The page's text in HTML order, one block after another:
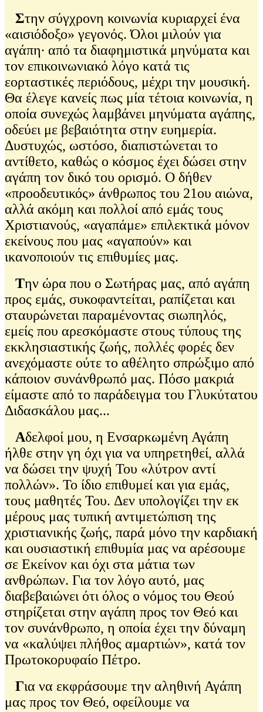
Στην σύγχρονη κοινωνία κυριαρχεί ένα
«αισιόδοξο» γεγονός. Όλοι μιλούν για
αγάπη∙ από τα διαφημιστικά μηνύματα και
τον επικοινωνιακό λόγο κατά τις
εορταστικές περιόδους, μέχρι την μουσική.
Θα έλεγε κανείς πως μία τέτοια κοινωνία, η
οποία συνεχώς λαμβάνει μηνύματα αγάπης,
οδεύει με βεβαιότητα στην ευημερία.
Δυστυχώς, ωστόσο, διαπιστώνεται το
αντίθετο, καθώς ο κόσμος έχει δώσει στην
αγάπη τον δικό του ορισμό. Ο δήθεν
«προοδευτικός» άνθρωπος του 21ου αιώνα,
αλλά ακόμη και πολλοί από εμάς τους
Χριστιανούς, «αγαπάμε» επιλεκτικά μόνον
εκείνους που μας «αγαπούν» και
ικανοποιούν τις επιθυμίες μας.
Την ώρα που ο Σωτήρας μας, από αγάπη
προς εμάς, συκοφαντείται, ραπίζεται και
σταυρώνεται παραμένοντας σιωπηλός,
εμείς που αρεσκόμαστε στους τύπους της
εκκλησιαστικής ζωής, πολλές φορές δεν
ανεχόμαστε ούτε το αθέλητο σπρώξιμο από
κάποιον συνάνθρωπό μας. Πόσο μακριά
είμαστε από το παράδειγμα του Γλυκύτατου
Διδασκάλου μας...
Αδελφοί μου, η Ενσαρκωμένη Αγάπη
ήλθε στην γη όχι για να υπηρετηθεί, αλλά
να δώσει την ψυχή Του «λύτρον αντί
πολλών». Το ίδιο επιθυμεί και για εμάς,
τους μαθητές Του. Δεν υπολογίζει την εκ
μέρους μας τυπική αντιμετώπιση της
χριστιανικής ζωής, παρά μόνο την καρδιακή
και ουσιαστική επιθυμία μας να αρέσουμε
σε Εκείνον και όχι στα μάτια των
ανθρώπων. Για τον λόγο αυτό, μας
διαβεβαιώνει ότι όλος ο νόμος του Θεού
στηρίζεται στην αγάπη προς τον Θεό και
τον συνάνθρωπο, η οποία έχει την δύναμη
να «καλύψει πλήθος αμαρτιών», κατά τον
Πρωτοκορυφαίο Πέτρο.
Για να εκφράσουμε την αληθινή Αγάπη
μας προς τον Θεό, οφείλουμε να